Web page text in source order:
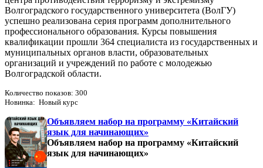
Волгоградского государственного университета (ВолГУ)
успешно реализована серия программ дополнительного
профессионального образования. Курсы повышения
квалификации прошли 364 специалиста из государственных и
муниципальных органов власти, образовательных
организаций и учреждений по работе с молодежью
Волгоградской области.
Количество показов: 300
Новинка: Новый курс
Объявляем набор на программу «Китайский
язык для начинающих»
Объявляем набор на программу «Китайский
язык для начинающих»